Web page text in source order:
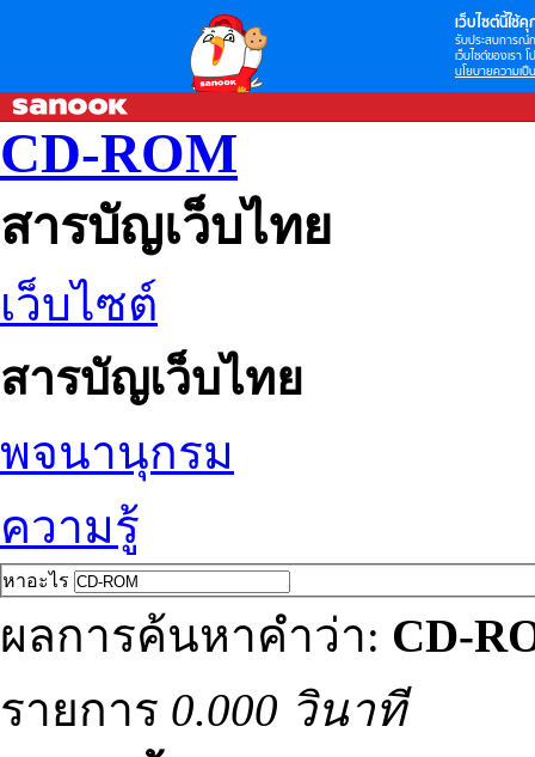
เว็บไซต์นี้ใช้คุ
รับประสบการณ์
เว็บไซต์ของเรา
นโยบายความเป็
CD-ROM
สารบัญเว็บไทย
เว็บไซต์
สารบัญเว็บไทย
พจนานุกรม
ความรู้
หาอะไร
ผลการค้นหาคำว่า: CD-
รายการ 0.000 วินาที